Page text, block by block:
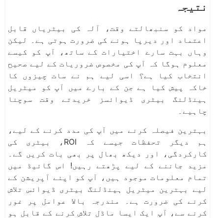
نتیجہ
مواد کو سنبھالتے وقت، آلہ کی بیٹریاں قابل
اعتماد اور دیرپا ہونے کی ضرورت ہوتی ہے۔ لیکن
وہاں بہت سارے اختیارات کے ساتھ، آپ کو کیسے
معلوم ہوگا کہ آپ کی مخصوص ضروریات کے لیے صحیح
انتخاب کیا ہے؟ اسی لیے ہم نے سات چیزوں کا
خاکہ پیش کیا ہے جن کے بارے میں آپ کو میٹریل
ہینڈلنگ بیٹری ڈیوائسز خریدتے وقت سوچنا
چاہیے۔
بہترین فیصلہ کرنے میں آپ کی مدد کرنے کے لیے،
ہم دیگر تحفظات جیسے کہ ROI، بیٹری کی
کارکردگی، اور دیکھ بھال پر بھی بات کریں گے۔
مزید جاننے کے لیے پڑھتے رہیں! اس گائیڈ میں
تمام معلومات موجود ہیں، آپ کو اپنے آپریشن کے
لیے بہترین میٹریل ہینڈلنگ بیٹری ڈیوائس تلاش
کرنے کی ضرورت ہے۔ مندرجہ بالا عوامل پر غور
کرنے سے، آپ ایک ایسا ماڈل تلاش کرنے کے قابل ہو